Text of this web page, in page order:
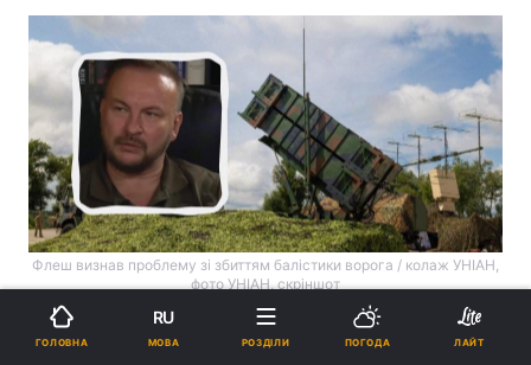
Флеш визнав проблему зі збиттям балістики ворога / колаж УНІАН,
фото УНІАН, скріншот
В України немає чим збивати балістичні
ГОЛОВНА
RU
МОВА РОЗДІЛИ ПОГОДА ЛАЙТ